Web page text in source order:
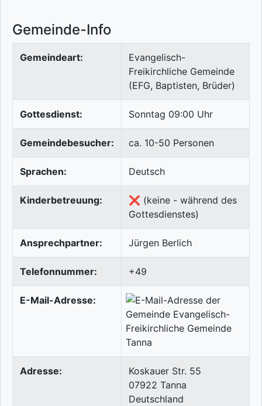
Gemeinde-Info
Gemeindeart:
Evangelisch-
Freikirchliche Gemeinde
(EFG, Baptisten, Brüder)
Gottesdienst: Sonntag 09:00 Uhr
Gemeindebesucher: ca. 10-50 Personen
Sprachen: Deutsch
Kinderbetreuung:
❌ (keine - während des
Gottesdienstes)
Ansprechpartner: Jürgen Berlich
Telefonnummer: +49
E-Mail-Adresse:
Adresse:
Koskauer Str. 55
07922 Tanna
Deutschland